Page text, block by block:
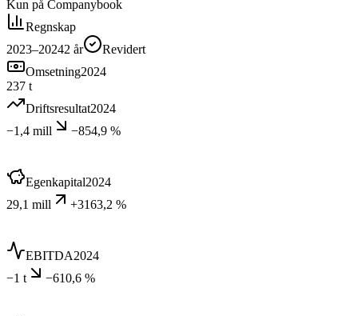
Kun på Companybook
Regnskap
2023–20242 år
Revidert
Omsetning2024
237 t
Driftsresultat2024
−1,4 mill
−854,9 %
Egenkapital2024
29,1 mill
+3163,2 %
EBITDA2024
−1 t
−610,6 %